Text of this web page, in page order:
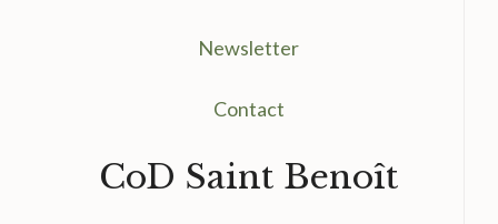
Newsletter
Contact
CoD Saint Benoît